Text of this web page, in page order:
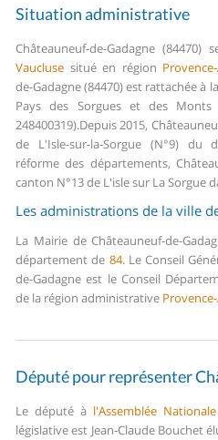
Situation administrative
Châteauneuf-de-Gadagne
Vaucluse situé en région
de-Gadagne (84470) est rattachée à
Pays des Sorgues et des
248400319).Depuis 2015,
de L'Isle-sur-la-Sorgue (N°9) du
réforme des départements,
canton N°13 de L'isle sur La Sorgue
Les administrations de la ville
La Mairie de Châteauneuf-de-
département de 84.Le Conseil
de-Gadagne est le Conseil
de la région administrative
Député pour représenter
Le député à l'Assemblée Nationale
législative est Jean-Claude Bouchet